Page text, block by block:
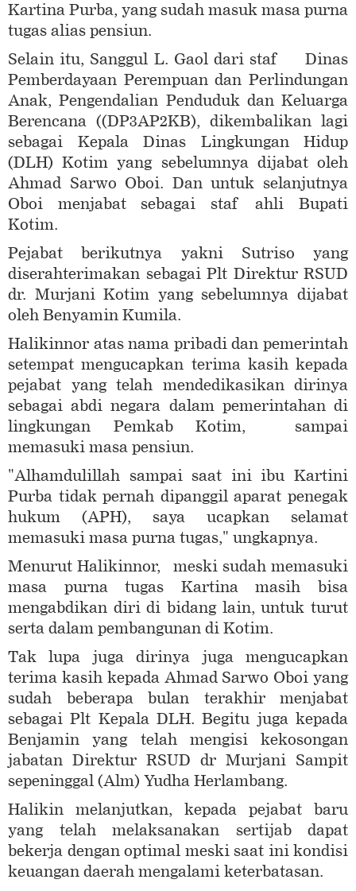
Kartina Purba, yang sudah masuk masa purna
tugas alias pensiun.
Selain itu, Sanggul L. Gaol dari staf Dinas
Pemberdayaan Perempuan dan Perlindungan
Anak, Pengendalian Penduduk dan Keluarga
Berencana ((DP3AP2KB), dikembalikan lagi
sebagai Kepala Dinas Lingkungan Hidup
(DLH) Kotim yang sebelumnya dijabat oleh
Ahmad Sarwo Oboi. Dan untuk selanjutnya
Oboi menjabat sebagai staf ahli Bupati
Kotim.
Pejabat berikutnya yakni Sutriso yang
diserahterimakan sebagai Plt Direktur RSUD
dr. Murjani Kotim yang sebelumnya dijabat
oleh Benyamin Kumila.
Halikinnor atas nama pribadi dan pemerintah
setempat mengucapkan terima kasih kepada
pejabat yang telah mendedikasikan dirinya
sebagai abdi negara dalam pemerintahan di
lingkungan Pemkab Kotim, sampai
memasuki masa pensiun.
"Alhamdulillah sampai saat ini ibu Kartini
Purba tidak pernah dipanggil aparat penegak
hukum (APH), saya ucapkan selamat
memasuki masa purna tugas," ungkapnya.
Menurut Halikinnor, meski sudah memasuki
masa purna tugas Kartina masih bisa
mengabdikan diri di bidang lain, untuk turut
serta dalam pembangunan di Kotim.
Tak lupa juga dirinya juga mengucapkan
terima kasih kepada Ahmad Sarwo Oboi yang
sudah beberapa bulan terakhir menjabat
sebagai Plt Kepala DLH. Begitu juga kepada
Benjamin yang telah mengisi kekosongan
jabatan Direktur RSUD dr Murjani Sampit
sepeninggal (Alm) Yudha Herlambang.
Halikin melanjutkan, kepada pejabat baru
yang telah melaksanakan sertijab dapat
bekerja dengan optimal meski saat ini kondisi
keuangan daerah mengalami keterbatasan.